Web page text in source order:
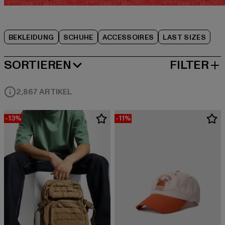
BEKLEIDUNG SCHUHE ACCESSOIRES LAST SIZES
SORTIEREN
BELIEBTESTE FILTER
2,867 ARTIKEL
-13% -11%